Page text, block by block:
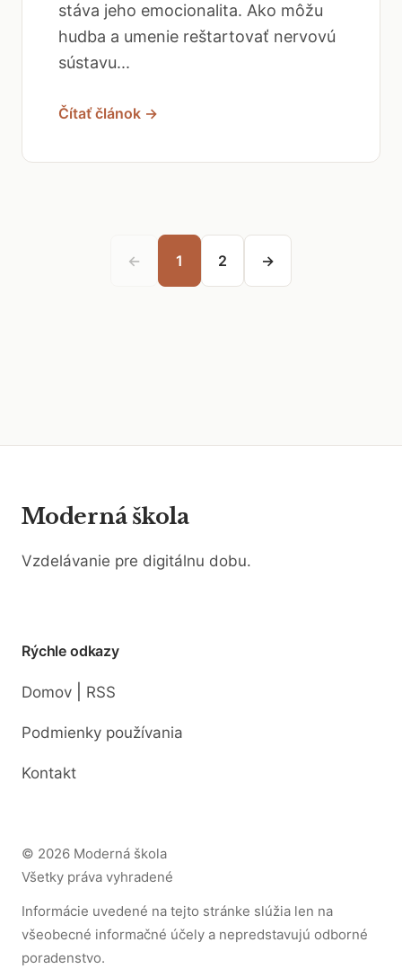
stáva jeho emocionalita. Ako môžu
hudba a umenie reštartovať nervovú
sústavu...
Čítať článok →
← 1 2 →
Moderná škola
Vzdelávanie pre digitálnu dobu.
Rýchle odkazy
Domov RSS
Podmienky používania
Kontakt
© 2026 Moderná škola
Všetky práva vyhradené
Informácie uvedené na tejto stránke slúžia len na
všeobecné informačné účely a nepredstavujú odborné
poradenstvo.